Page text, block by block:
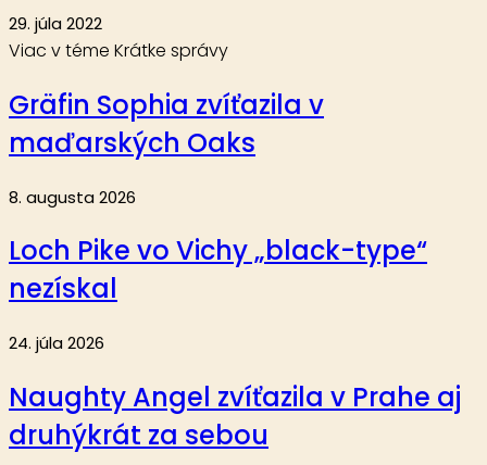
29. júla 2022
Viac v téme Krátke správy
Gräfin Sophia zvíťazila v
maďarských Oaks
8. augusta 2026
Loch Pike vo Vichy „black-type“
nezískal
24. júla 2026
Naughty Angel zvíťazila v Prahe aj
druhýkrát za sebou